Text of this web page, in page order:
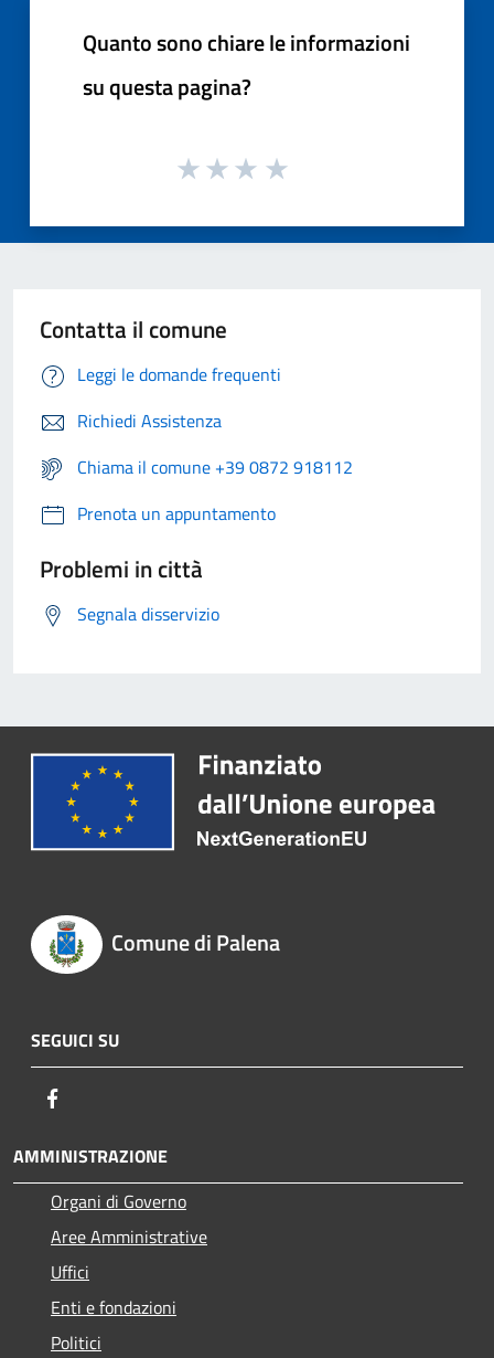
Quanto sono chiare le informazioni
su questa pagina?
Contatta il comune
Leggi le domande frequenti
Richiedi Assistenza
Chiama il comune +39 0872 918112
Prenota un appuntamento
Problemi in città
Segnala disservizio
Comune di Palena
SEGUICI SU
AMMINISTRAZIONE
Organi di Governo
Aree Amministrative
Uffici
Enti e fondazioni
Politici